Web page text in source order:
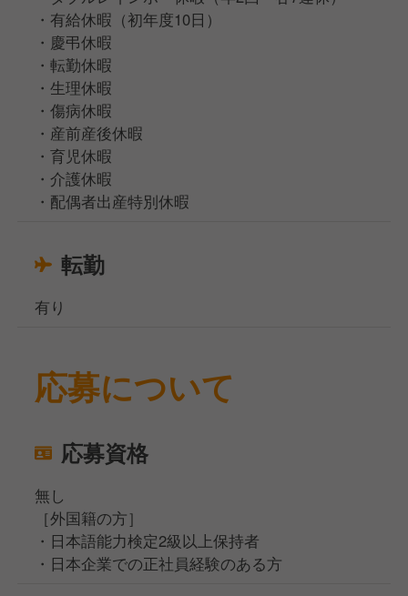
・有給休暇（初年度10日）
・慶弔休暇
・転勤休暇
・生理休暇
・傷病休暇
・産前産後休暇
・育児休暇
・介護休暇
・配偶者出産特別休暇
転勤
有り
応募について
応募資格
無し
［外国籍の方］
・日本語能力検定2級以上保持者
・日本企業での正社員経験のある方